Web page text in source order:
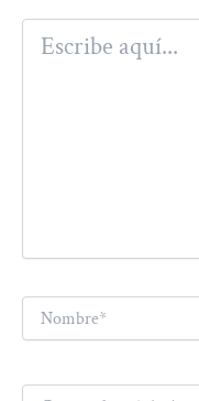
Escribe
aquí...